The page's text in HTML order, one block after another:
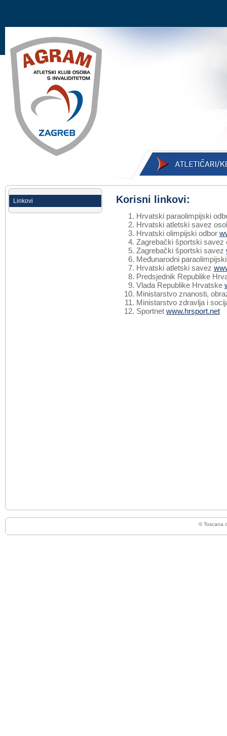
Korisni linkovi:
Hrvatski paraolimpijski
Hrvatski atletski savez
Hrvatski olimpijski odbor
Zagrebački športski
Zagrebački športski savez
Međunarodni
Hrvatski atletski savez
Predsjednik Republike
Vlada Republike Hrvatske
Ministarstvo znanosti,
Ministarstvo zdravlja i
Sportnet www.hrsport.net
Linkovi
© Toscana